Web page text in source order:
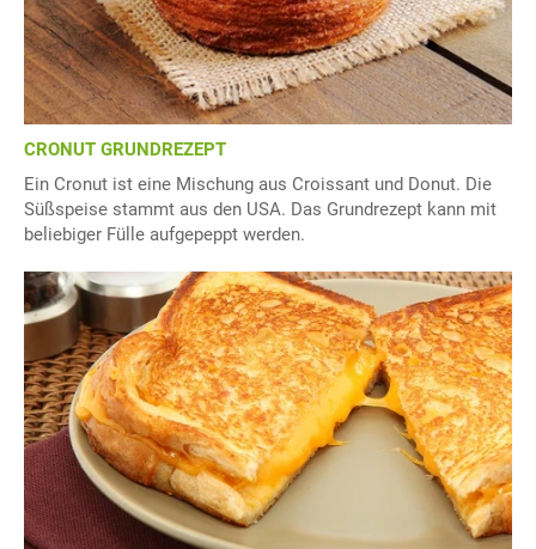
CRONUT GRUNDREZEPT
Ein Cronut ist eine Mischung aus Croissant und Donut. Die
Süßspeise stammt aus den USA. Das Grundrezept kann mit
beliebiger Fülle aufgepeppt werden.